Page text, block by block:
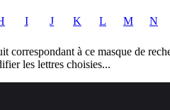
I J K L M N
correspondant à ce masque de
les lettres choisies...